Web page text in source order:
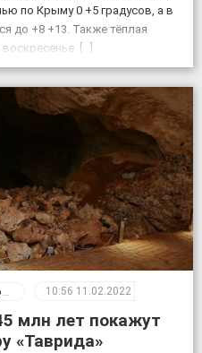
по Крыму 0 +5 градусов, а в
до +8 +13. Также тёплая
воскресенье. […]
10:56 11.02.2022
млн лет покажут
«Таврида»